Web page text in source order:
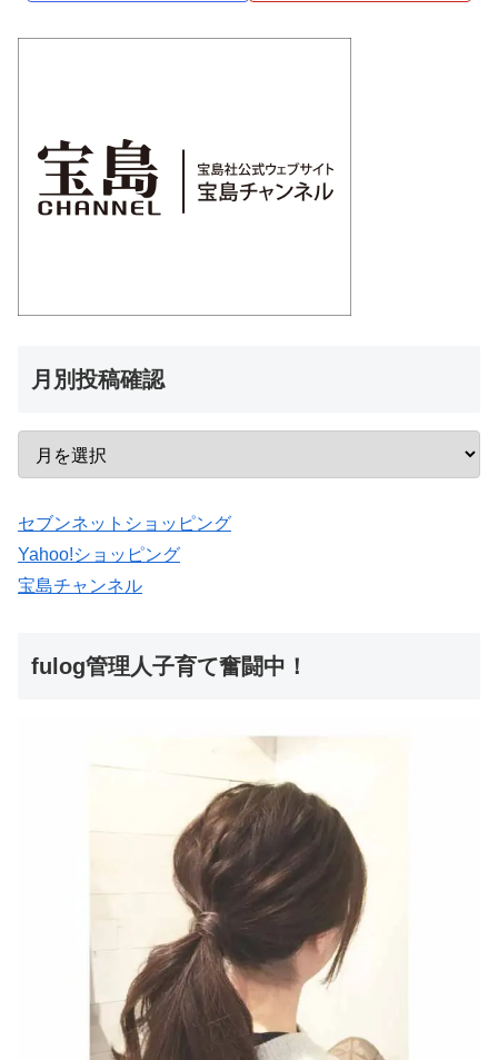
月別投稿確認
セブンネットショッピング
Yahoo!ショッピング
宝島チャンネル
fulog管理人子育て奮闘中！